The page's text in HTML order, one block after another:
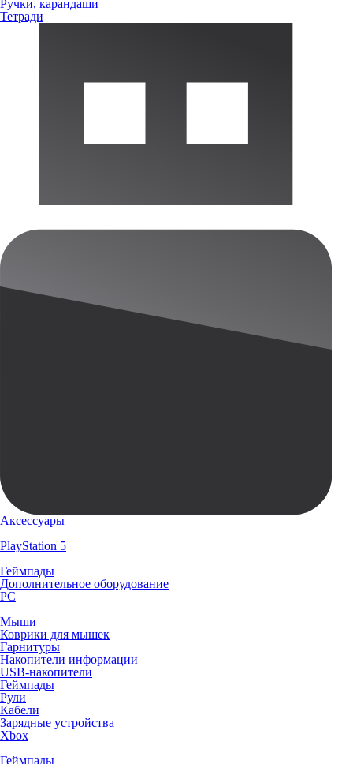
Ручки, карандаши
Тетради
Аксессуары
PlayStation 5
Геймпады
Дополнительное оборудование
PC
Мыши
Коврики для мышек
Гарнитуры
Накопители информации
USB-накопители
Геймпады
Рули
Кабели
Зарядные устройства
Xbox
Геймпады